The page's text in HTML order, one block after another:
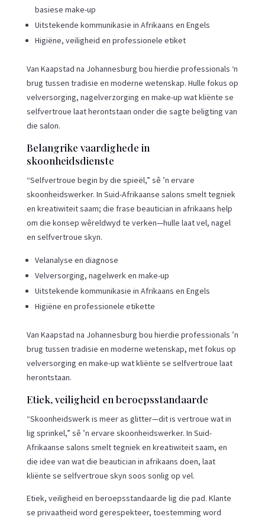
basiese make-up
Uitstekende kommunikasie in Afrikaans en Engels
Higiëne, veiligheid en professionele etiket
Van Kaapstad na Johannesburg bou hierdie professionals ‘n
brug tussen tradisie en moderne wetenskap. Hulle fokus op
velversorging, nagelverzorging en make-up wat kliënte se
selfvertroue laat herontstaan onder die sagte beligting van
die salon.
Belangrike vaardighede in
skoonheidsdienste
“Selfvertroue begin by die spieël,” sê ’n ervare
skoonheidswerker. In Suid-Afrikaanse salons smelt tegniek
en kreatiwiteit saam; die frase beautician in afrikaans help
om die konsep wêreldwyd te verken—hulle laat vel, nagel
en selfvertroue skyn.
Velanalyse en diagnose
Velversorging, nagelwerk en make-up
Uitstekende kommunikasie in Afrikaans en Engels
Higiëne en professionele etikette
Van Kaapstad na Johannesburg bou hierdie professionals ’n
brug tussen tradisie en moderne wetenskap, met fokus op
velversorging en make-up wat kliënte se selfvertroue laat
herontstaan.
Etiek, veiligheid en beroepsstandaarde
“Skoonheidswerk is meer as glitter—dit is vertroue wat in
lig sprinkel,” sê ’n ervare skoonheidswerker. In Suid-
Afrikaanse salons smelt tegniek en kreatiwiteit saam, en
die idee van wat die beautician in afrikaans doen, laat
kliënte se selfvertroue skyn soos sonlig op vel.
Etiek, veiligheid en beroepsstandaarde lig die pad. Klante
se privaatheid word gerespekteer, toestemming word